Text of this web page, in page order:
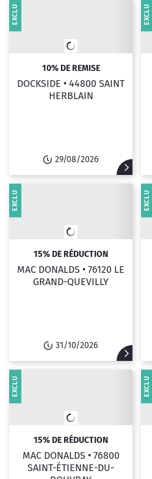
10% DE REMISE
DOCKSIDE • 44800 SAINT
HERBLAIN
29/08/2026
EXCLU EXCLU
15% DE RÉDUCTION
MAC DONALDS • 76120 LE
GRAND-QUEVILLY
31/10/2026
EXCLU EXCLU
15% DE RÉDUCTION
MAC DONALDS • 76800
SAINT-ÉTIENNE-DU-
EXCLU EXCLU